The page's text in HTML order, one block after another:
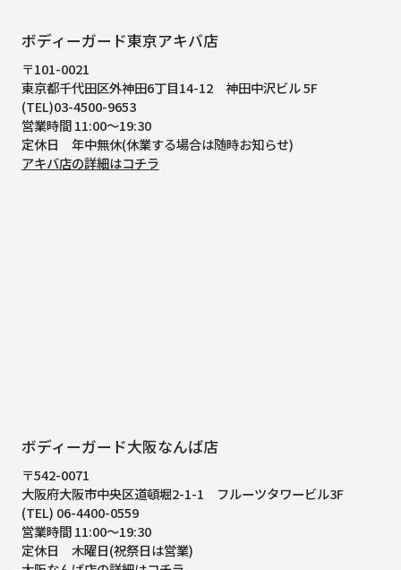
ボディーガード東京アキバ店
〒101-0021
東京都千代田区外神田6丁目14-12 神田中沢ビル 5F
(TEL)03-4500-9653
営業時間 11:00～19:30
定休日 年中無休(休業する場合は随時お知らせ)
アキバ店の詳細はコチラ
ボディーガード大阪なんば店
〒542-0071
大阪府大阪市中央区道頓堀2-1-1
フルーツタワービル3F
(TEL) 06-4400-0559
営業時間 11:00～19:30
定休日 木曜日(祝祭日は営業)